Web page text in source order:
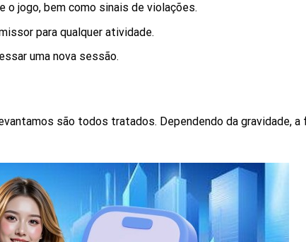
jogo, bem como sinais de violações.
para qualquer atividade.
uma nova sessão.
são todos tratados. Dependendo da gravidade, a